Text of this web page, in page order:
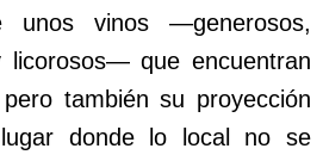
unos vinos —generosos,
licorosos— que encuentran
también su proyección
donde lo local no se